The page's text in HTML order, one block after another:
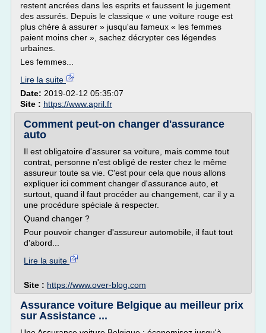
restent ancrées dans les esprits et faussent le jugement
des assurés. Depuis le classique « une voiture rouge est
plus chère à assurer » jusqu'au fameux « les femmes
paient moins cher », sachez décrypter ces légendes
urbaines.
Les femmes...
Lire la suite
Date: 2019-02-12 05:35:07
Site : https://www.april.fr
Comment peut-on changer d'assurance
auto
Il est obligatoire d'assurer sa voiture, mais comme tout
contrat, personne n'est obligé de rester chez le même
assureur toute sa vie. C'est pour cela que nous allons
expliquer ici comment changer d'assurance auto, et
surtout, quand il faut procéder au changement, car il y a
une procédure spéciale à respecter.
Quand changer ?
Pour pouvoir changer d'assureur automobile, il faut tout
d'abord...
Lire la suite
Site : https://www.over-blog.com
Assurance voiture Belgique au meilleur prix
sur Assistance ...